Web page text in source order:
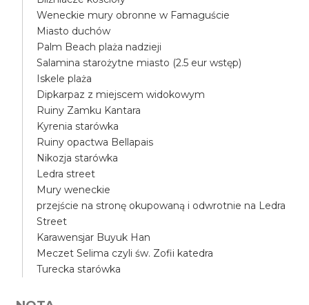
Weneckie mury obronne w Famaguście
Miasto duchów
Palm Beach plaża nadzieji
Salamina starożytne miasto (2.5 eur wstęp)
Iskele plaża
Dipkarpaz z miejscem widokowym
Ruiny Zamku Kantara
Kyrenia starówka
Ruiny opactwa Bellapais
Nikozja starówka
Ledra street
Mury weneckie
przejście na stronę okupowaną i odwrotnie na Ledra
Street
Karawensjar Buyuk Han
Meczet Selima czyli św. Zofii katedra
Turecka starówka